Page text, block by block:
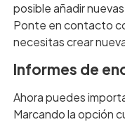
posible añadir
Ponte en contacto
necesitas crear
Informes de
Ahora puedes
Marcando la opción